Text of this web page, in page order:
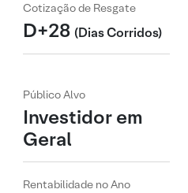
Cotização de Resgate
D+28 (Dias Corridos)
Público Alvo
Investidor em
Geral
Rentabilidade no Ano